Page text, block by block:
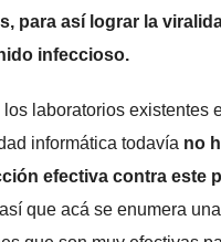
para así lograr la
infeccioso.
los laboratorios existentes
informática todavía no
efectiva contra este
que acá se enumera